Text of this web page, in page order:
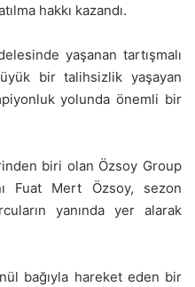
hakkı kazandı.
yaşanan tartışmalı
bir talihsizlik yaşayan
yolunda önemli bir
biri olan Özsoy Group
Fuat Mert Özsoy, sezon
yanında yer alarak
bağıyla hareket eden bir